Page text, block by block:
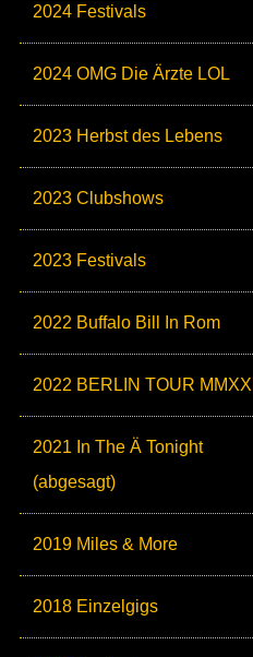
2024 Festivals
2024 OMG Die Ärzte LOL
2023 Herbst des Lebens
2023 Clubshows
2023 Festivals
2022 Buffalo Bill In Rom
2022 BERLIN TOUR MMXXII
2021 In The Ä Tonight
(abgesagt)
2019 Miles & More
2018 Einzelgigs